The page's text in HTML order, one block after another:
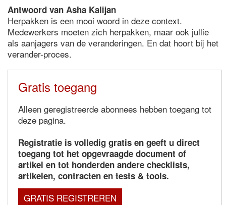
Antwoord van Asha Kalijan
Herpakken is een mooi woord in deze context.
Medewerkers moeten zich herpakken, maar ook jullie
als aanjagers van de veranderingen. En dat hoort bij het
verander-proces.
Gratis toegang
Alleen geregistreerde abonnees hebben toegang tot
deze pagina.
Registratie is volledig gratis en geeft u direct
toegang tot het opgevraagde document of
artikel en tot honderden andere checklists,
artikelen, contracten en tests & tools.
GRATIS REGISTREREN